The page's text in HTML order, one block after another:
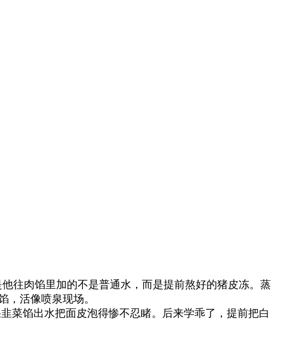
往肉馅里加的不是普通水，而是提前熬好的猪皮冻。蒸
，活像喷泉现场。
菜馅出水把面皮泡得惨不忍睹。后来学乖了，提前把白